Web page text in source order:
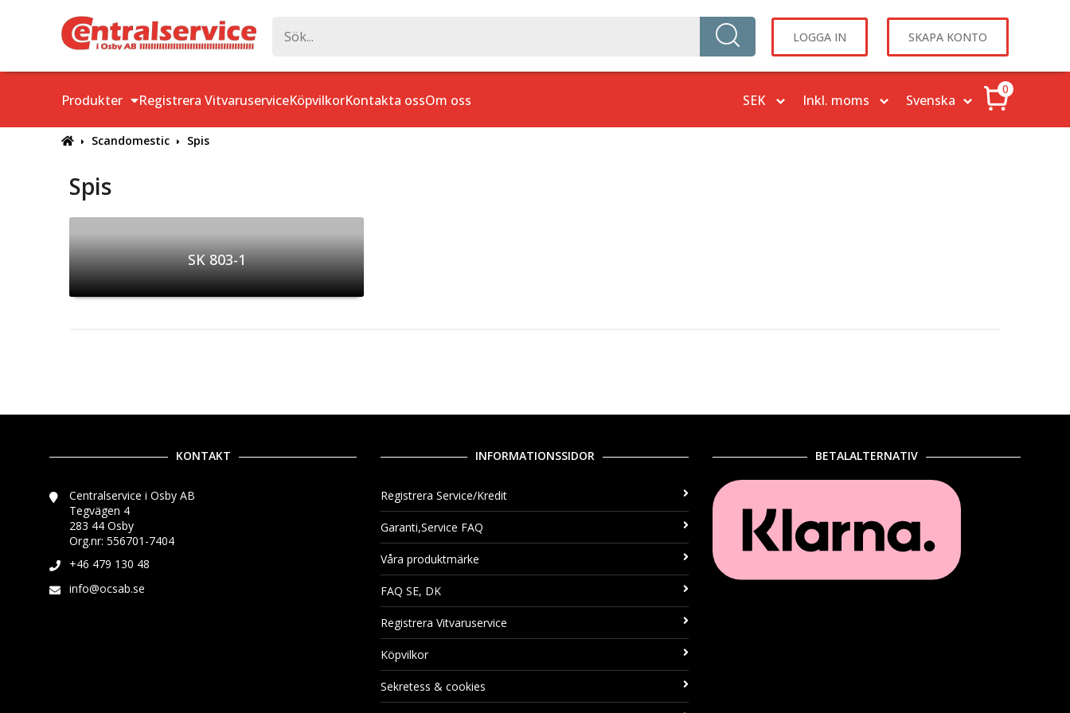
LOGGA IN SKAPA KONTO
Produkter Registrera VitvaruserviceKöpvilkorKontakta ossOm oss
0
Scandomestic Spis
Spis
SK 803-1
KONTAKT
Centralservice i Osby AB
Tegvägen 4
283 44 Osby
Org.nr: 556701-7404
+46 479 130 48
info@ocsab.se
INFORMATIONSSIDOR
Registrera Service/Kredit
Garanti,Service FAQ
Våra produktmärke
FAQ SE, DK
Registrera Vitvaruservice
Köpvilkor
Sekretess & cookies
BETALALTERNATIV